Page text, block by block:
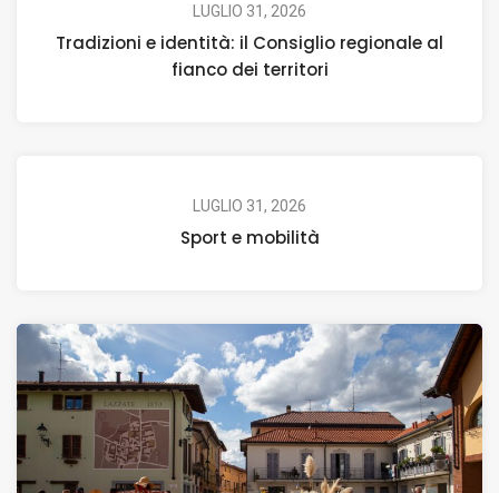
LUGLIO 31, 2026
Tradizioni e identità: il Consiglio regionale al
fianco dei territori
LUGLIO 31, 2026
Sport e mobilità